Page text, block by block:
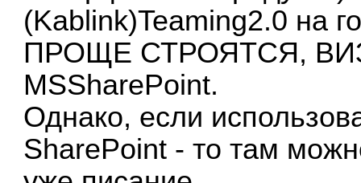
(Kablink)Teaming2.0
ПРОЩЕ СТРОЯТСЯ,
MSSharePoint.
Однако, если
SharePoint - то там